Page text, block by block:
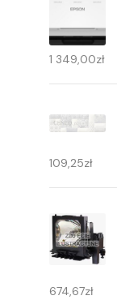
1 349,00zł
109,25zł
674,67zł